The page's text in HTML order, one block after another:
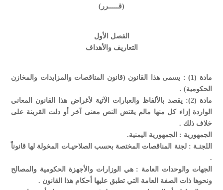
(قـــــرر)
الفصل الأول
التعاريف والأهداف
مادة (1) : يسمى هذا القانون (قانون المناقصات والمزايدات والمخازن
الحكومية) .
مادة (2): يقصد بالألفاظ والعبارات الآتية لأغراض هذا القانون المعاني
الواردة إزاء كل منها مالم يقتض النص معنى آخر أو دلت القرينة على
خلاف ذلك .
الجمهورية : الجمهورية اليمنية.
اللجنـة : لجنة المناقصات المختصة بحسب الصلاحيـات المخولة لها قانوناً
.
الجهات والوحدات العامة : هي الوزارات والأجهزة الحكومية والمصالح
ونحوها ذات الصفة العامة التي تطبق عليها أحكام هذا القانون .